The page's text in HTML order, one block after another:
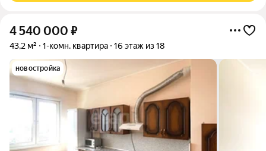
4 540 000 ₽
43,2 м² 1-комн. квартира 16 этаж из 18
новостройка